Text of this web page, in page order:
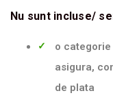
Nu sunt incluse/
o
asigura,
de plata